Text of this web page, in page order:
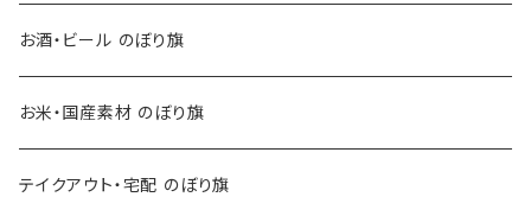
お酒・ビール のぼり旗
お米・国産素材 のぼり旗
テイクアウト・宅配 のぼり旗